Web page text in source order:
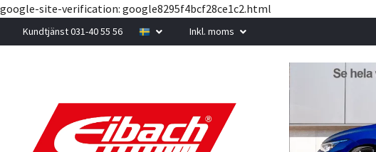
google-site-verification: google8295f4bcf28ce1c2.html
Kundtjänst 031-40 55 56 Inkl. moms